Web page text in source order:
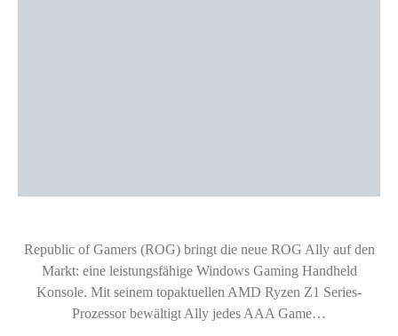
Republic of Gamers (ROG) bringt die neue ROG Ally auf den
Markt: eine leistungsfähige Windows Gaming Handheld
Konsole. Mit seinem topaktuellen AMD Ryzen Z1 Series-
Prozessor bewältigt Ally jedes AAA Game…